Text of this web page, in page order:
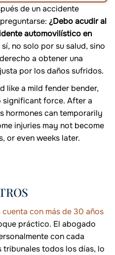
de un accidente
¿Debo acudir al
automovilístico en
no solo por su salud, sino
a obtener una
por los daños sufridos.
like a mild fender bender,
force. After a
hormones can temporarily
injuries may not become
or even weeks later.
con más de 30 años
práctico. El abogado
con cada
tribunales todos los días, lo